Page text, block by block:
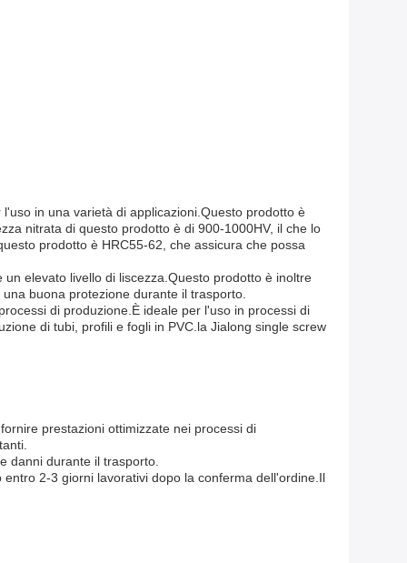
in una varietà di applicazioni.Questo prodotto è
nitrata di questo prodotto è di 900-1000HV, il che lo
prodotto è HRC55-62, che assicura che possa
elevato livello di liscezza.Questo prodotto è inoltre
buona protezione durante il trasporto.
di produzione.È ideale per l'uso in processi di
di tubi, profili e fogli in PVC.la Jialong single screw
prestazioni ottimizzate nei processi di
danni durante il trasporto.
2-3 giorni lavorativi dopo la conferma dell'ordine.Il